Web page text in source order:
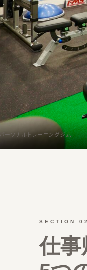
ソナルトレーニングジム
SECTION 02
仕